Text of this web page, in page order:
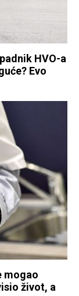
HVO-a
Evo
mogao
život, a